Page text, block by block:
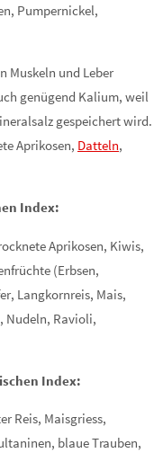
Pumpernickel,
Muskeln und Leber
genügend Kalium, weil
gespeichert wird.
Aprikosen, Datteln,
Index:
Aprikosen, Kiwis,
(Erbsen,
Langkornreis, Mais,
Nudeln, Ravioli,
Index:
Reis, Maisgriess,
blaue Trauben,